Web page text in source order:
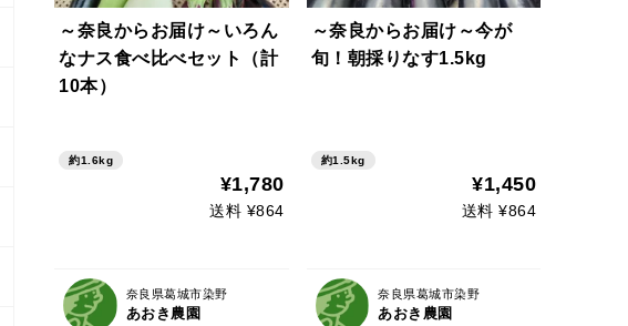
～奈良からお届け～いろん
なナス食べ比べセット（計
10本）
約1.6kg
¥1,780
送料 ¥864
奈良県葛城市染野
あおき農園
～奈良からお届け～今が
旬！朝採りなす1.5kg
約1.5kg
¥1,450
送料 ¥864
奈良県葛城市染野
あおき農園